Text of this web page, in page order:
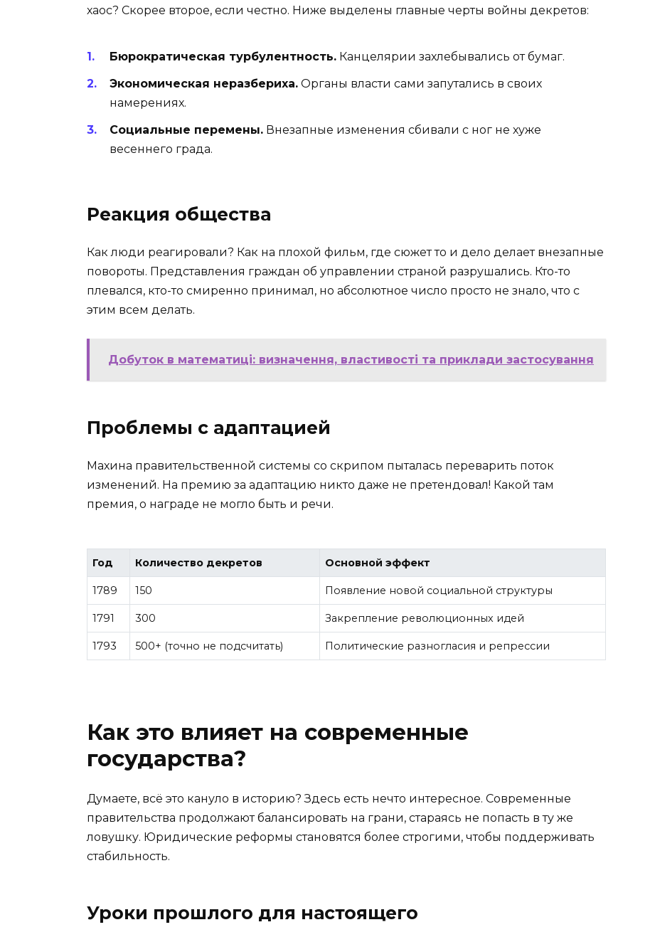
хаос? Скорее второе, если честно. Ниже выделены главные черты войны декретов:
Бюрократическая турбулентность. Канцелярии захлебывались от бумаг.
Экономическая неразбериха. Органы власти сами запутались в своих
намерениях.
Социальные перемены. Внезапные изменения сбивали с ног не хуже
весеннего града.
Реакция общества
Как люди реагировали? Как на плохой фильм, где сюжет то и дело делает внезапные
повороты. Представления граждан об управлении страной разрушались. Кто-то
плевался, кто-то смиренно принимал, но абсолютное число просто не знало, что с
этим всем делать.
Добуток в математиці: визначення, властивості та приклади застосування
Проблемы с адаптацией
Махина правительственной системы со скрипом пыталась переварить поток
изменений. На премию за адаптацию никто даже не претендовал! Какой там
премия, о награде не могло быть и речи.
Год Количество декретов Основной эффект
1789 150 Появление новой социальной структуры
1791 300 Закрепление революционных идей
1793 500+ (точно не подсчитать) Политические разногласия и репрессии
Как это влияет на современные
государства?
Думаете, всё это кануло в историю? Здесь есть нечто интересное. Современные
правительства продолжают балансировать на грани, стараясь не попасть в ту же
ловушку. Юридические реформы становятся более строгими, чтобы поддерживать
стабильность.
Уроки прошлого для настоящего